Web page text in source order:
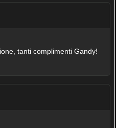
tanti complimenti Gandy!